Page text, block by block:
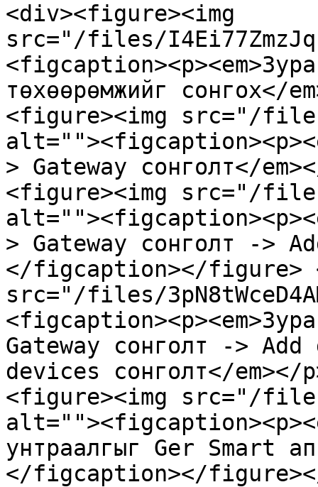
<div><figure><img
src="/files/
төхөөрөмжийг
<figure><img src="/
> Gateway сонголт</
<figure><img src="/files/
> Gateway сонголт ->
</figcaption></figure>
src="/files/
Gateway сонголт ->
devices сонголт</
<figure><img src="/files/
унтраалгыг Ger Smart
</figcaption></